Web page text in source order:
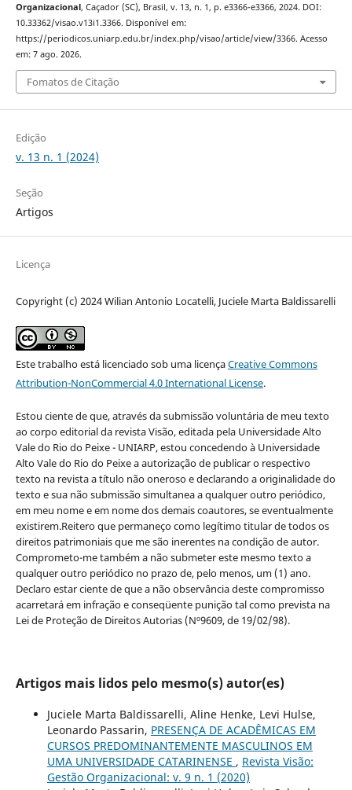
Organizacional, Caçador (SC), Brasil, v. 13, n. 1, p. e3366-e3366, 2024. DOI:
10.33362/visao.v13i1.3366. Disponível em:
https://periodicos.uniarp.edu.br/index.php/visao/article/view/3366. Acesso
em: 7 ago. 2026.
Fomatos de Citação
Edição
v. 13 n. 1 (2024)
Seção
Artigos
Licença
Copyright (c) 2024 Wilian Antonio Locatelli, Juciele Marta Baldissarelli
Este trabalho está licenciado sob uma licençaCreative Commons
Attribution-NonCommercial 4.0 International License.
Estou ciente de que, através da submissão voluntária de meu texto
ao corpo editorial da revista Visão, editada pela Universidade Alto
Vale do Rio do Peixe - UNIARP, estou concedendo à Universidade
Alto Vale do Rio do Peixe a autorização de publicar o respectivo
texto na revista a título não oneroso e declarando a originalidade do
texto e sua não submissão simultanea a qualquer outro periódico,
em meu nome e em nome dos demais coautores, se eventualmente
existirem.Reitero que permaneço como legítimo titular de todos os
direitos patrimoniais que me são inerentes na condição de autor.
Comprometo-me também a não submeter este mesmo texto a
qualquer outro periódico no prazo de, pelo menos, um (1) ano.
Declaro estar ciente de que a não observância deste compromisso
acarretará em infração e conseqüente punição tal como prevista na
Lei de Proteção de Direitos Autorias (Nº9609, de 19/02/98).
Artigos mais lidos pelo mesmo(s) autor(es)
Juciele Marta Baldissarelli, Aline Henke, Levi Hulse,
Leonardo Passarin, PRESENÇA DE ACADÊMICAS EM
CURSOS PREDOMINANTEMENTE MASCULINOS EM
UMA UNIVERSIDADE CATARINENSE , Revista Visão:
Gestão Organizacional: v. 9 n. 1 (2020)